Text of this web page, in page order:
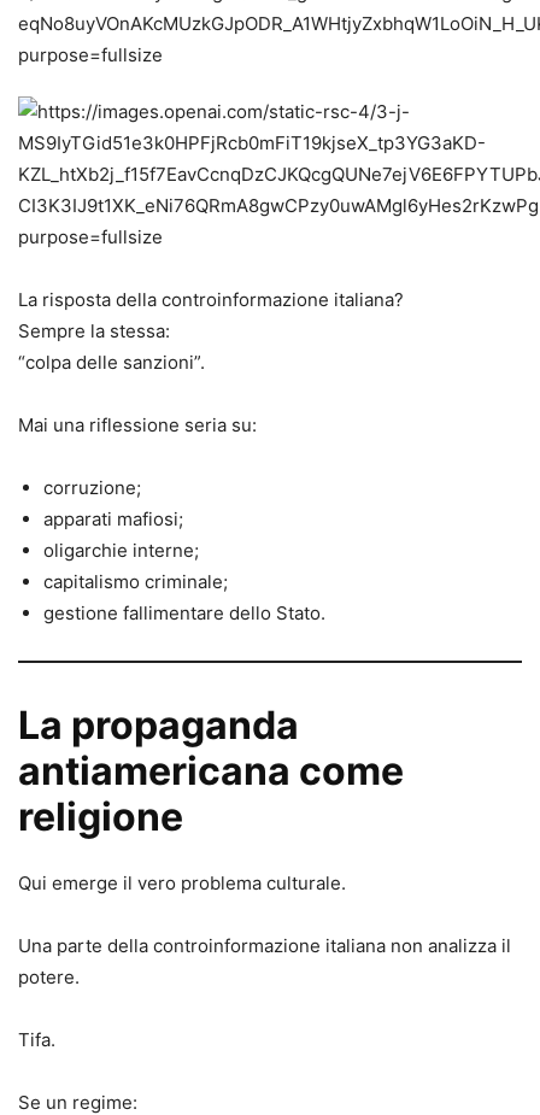
La risposta della controinformazione italiana?
Sempre la stessa:
“colpa delle sanzioni”.
Mai una riflessione seria su:
corruzione;
apparati mafiosi;
oligarchie interne;
capitalismo criminale;
gestione fallimentare dello Stato.
La propaganda
antiamericana come
religione
Qui emerge il vero problema culturale.
Una parte della controinformazione italiana non analizza il
potere.
Tifa.
Se un regime: